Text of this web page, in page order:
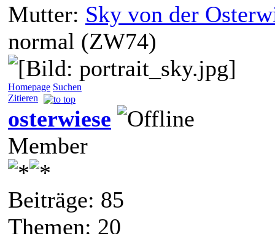
Mutter: Sky von der
normal (ZW74)
Homepage Suchen
Zitieren
osterwiese
Member
Beiträge: 85
Themen: 20